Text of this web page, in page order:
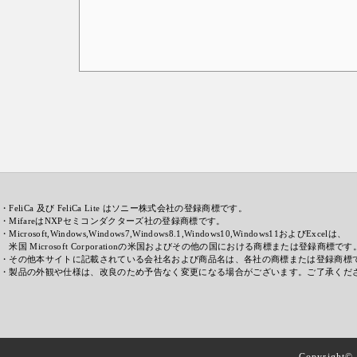
・FeliCa 及び FeliCa Lite はソニー株式会社の登録商標です。
・MifareはNXPセミコンダクターズ社の登録商標です。
・Microsoft,Windows,Windows7,Windows8.1,Windows10,Windows11およびExcelは、
米国 Microsoft Corporationの米国およびその他の国における商標または登録商標です
・その他本サイトに記載されている会社名および商品名は、各社の商標または登録商標
・製品の外観や仕様は、改良のため予告なく変更になる場合がございます。ご了承くだ